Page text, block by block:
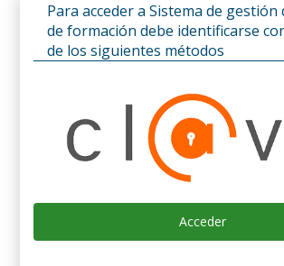
Para acceder a Sistema de gestión
de formación debe identificarse
de los siguientes métodos
Acceder